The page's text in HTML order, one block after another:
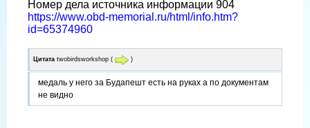
Номер дела источника информации 904
https://www.obd-memorial.ru/html/info.htm?
id=65374960
Цитата twobirdsworkshop ( )
медаль у него за Будапешт есть на руках а по документам
не видно